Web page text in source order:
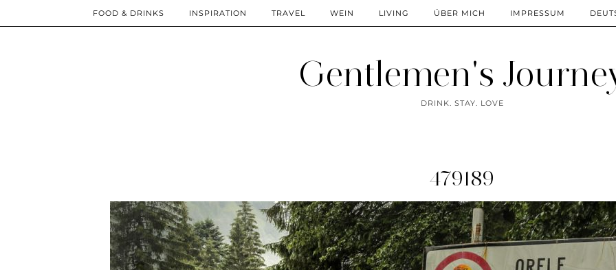
Gentlemen's
DRINK. STAY. LOVE
FOOD & DRINKS INSPIRATION TRAVEL WEIN LIVING ÜBER MICH IMPRESSUM
479189